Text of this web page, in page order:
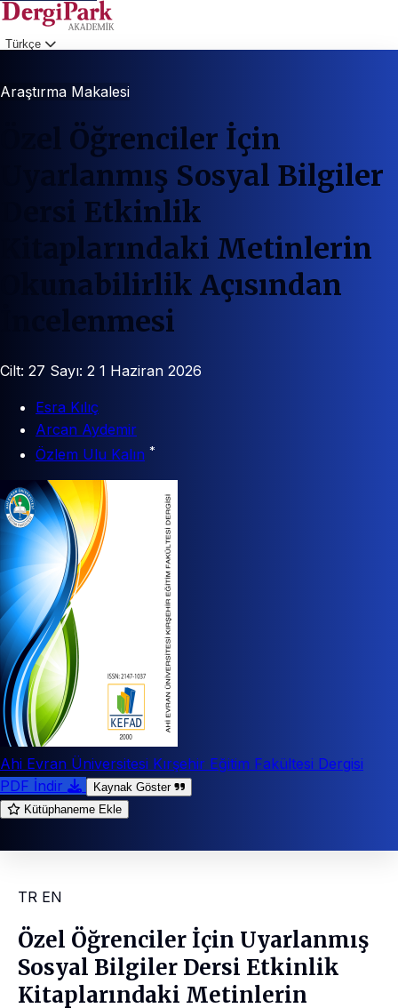
Türkçe
Araştırma Makalesi
Özel Öğrenciler İçin
Uyarlanmış Sosyal Bilgiler
Dersi Etkinlik
Kitaplarındaki Metinlerin
Okunabilirlik Açısından
İncelenmesi
Cilt: 27 Sayı: 2 1 Haziran 2026
Esra Kılıç
Arcan Aydemir
Özlem Ulu Kalın *
Ahi Evran Üniversitesi Kırşehir Eğitim Fakültesi Dergisi
PDF İndir
Kaynak Göster
Kütüphaneme Ekle
TR EN
Özel Öğrenciler İçin Uyarlanmış
Sosyal Bilgiler Dersi Etkinlik
Kitaplarındaki Metinlerin